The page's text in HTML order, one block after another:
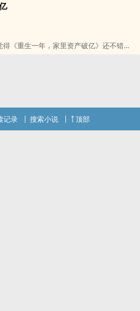
《重生一年，家里资产破亿》还不错的
记录 搜索小说 顶部